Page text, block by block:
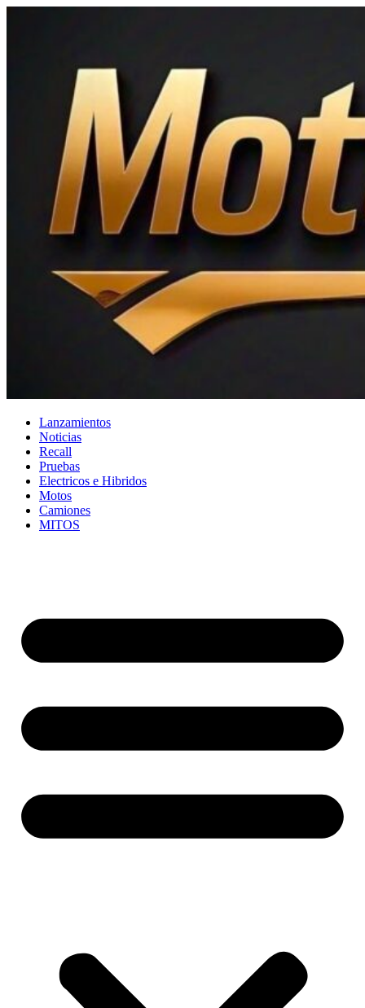
Lanzamientos
Noticias
Recall
Pruebas
Electricos e Hibridos
Motos
Camiones
MITOS